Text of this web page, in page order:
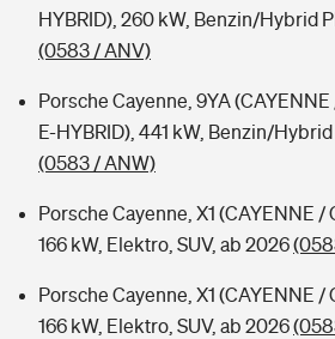
HYBRID), 260 kW, Benzin/Hybrid
(0583 / ANV)
Porsche Cayenne, 9YA
E-HYBRID), 441 kW, Benzin/
(0583 / ANW)
Porsche Cayenne, X1 (CAYENNE /
166 kW, Elektro, SUV, ab 2026
Porsche Cayenne, X1 (CAYENNE /
166 kW, Elektro, SUV, ab 2026